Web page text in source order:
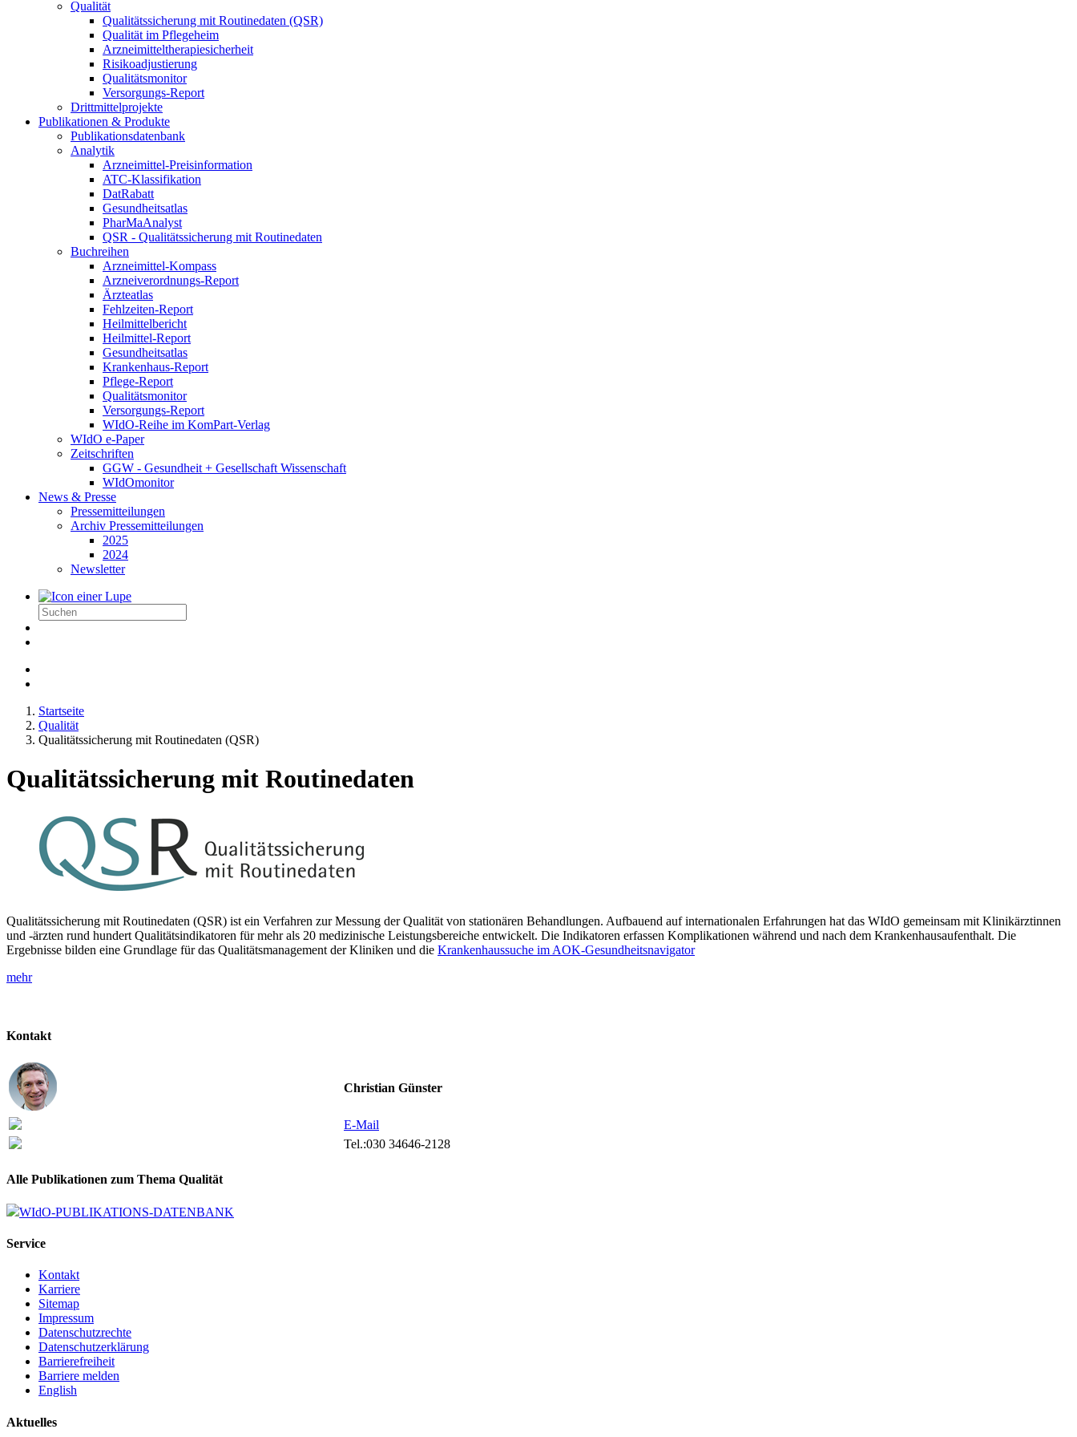
Qualität
Qualitätssicherung mit Routinedaten (QSR)
Qualität im Pflegeheim
Arzneimitteltherapiesicherheit
Risikoadjustierung
Qualitätsmonitor
Versorgungs-Report
Drittmittelprojekte
Publikationen & Produkte
Publikationsdatenbank
Analytik
Arzneimittel-Preisinformation
ATC-Klassifikation
DatRabatt
Gesundheitsatlas
PharMaAnalyst
QSR - Qualitätssicherung mit Routinedaten
Buchreihen
Arzneimittel-Kompass
Arzneiverordnungs-Report
Ärzteatlas
Fehlzeiten-Report
Heilmittelbericht
Heilmittel-Report
Gesundheitsatlas
Krankenhaus-Report
Pflege-Report
Qualitätsmonitor
Versorgungs-Report
WIdO-Reihe im KomPart-Verlag
WIdO e-Paper
Zeitschriften
GGW - Gesundheit + Gesellschaft Wissenschaft
WIdOmonitor
News & Presse
Pressemitteilungen
Archiv Pressemitteilungen
2025
2024
Newsletter
Startseite
Qualität
Qualitätssicherung mit Routinedaten (QSR)
Qualitätssicherung mit Routinedaten
Qualitätssicherung mit Routinedaten (QSR) ist ein Verfahren zur Messung der Qualität von stationären Behandlungen. Aufbauend auf internationalen Erfahrungen hat das WIdO gemeinsam mit Klinikärztinnen
und -ärzten rund hundert Qualitätsindikatoren für mehr als 20 medizinische Leistungsbereiche entwickelt. Die Indikatoren erfassen Komplikationen während und nach dem Krankenhausaufenthalt. Die
Ergebnisse bilden eine Grundlage für das Qualitätsmanagement der Kliniken und die Krankenhaussuche im AOK-Gesundheitsnavigator
mehr
Kontakt
Christian Günster
E-Mail
Tel.:030 34646-2128
Alle Publikationen zum Thema Qualität
WIdO-PUBLIKATIONS-DATENBANK
Service
Kontakt
Karriere
Sitemap
Impressum
Datenschutzrechte
Datenschutzerklärung
Barrierefreiheit
Barriere melden
English
Aktuelles